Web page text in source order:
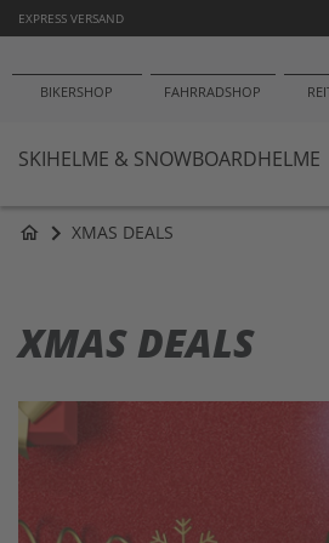
EXPRESS VERSAND
BIKERSHOP FAHRRADSHOP
SKIHELME & SNOWBOARDHELME
home XMAS DEALS
XMAS DEALS